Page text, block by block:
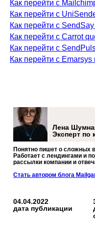
Как перейти с
Как перейти с
Как перейти с
Как перейти с Carrot
Как перейти с
Как перейти с Emarsys
Понятно пишет о сложных
Работает с лендингами и
рассылки компании и
Стать автором блога
Лена
Эксперт по
04.04.2022
дата публикации